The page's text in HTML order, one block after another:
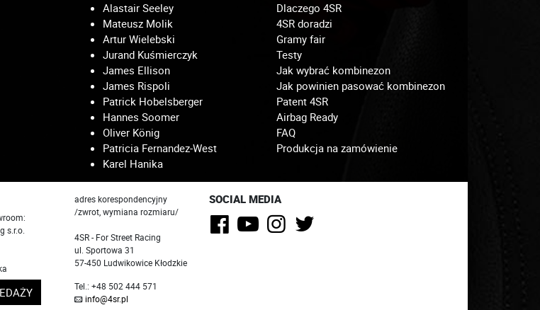
Alastair Seeley
Mateusz Molik
Artur Wielebski
Jurand Kuśmierczyk
James Ellison
James Rispoli
Patrick Hobelsberger
Hannes Soomer
Oliver König
Patricia Fernandez-West
Karel Hanika
Dlaczego 4SR
4SR doradzi
Gramy fair
Testy
Jak wybrać kombinezon
Jak powinien pasować kombinezon
Patent 4SR
Airbag Ready
FAQ
Produkcja na zamówienie
s.r.o.
adres korespondencyjny
/zwrot, wymiana rozmiaru/
4SR - For Street Racing
ul. Sportowa 31
57-450 Ludwikowice Kłodzkie
Tel.: +48 502 444 571
info@4sr.pl
SOCIAL MEDIA